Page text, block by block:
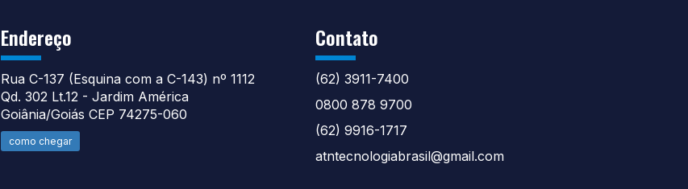
Endereço
Rua C-137 (Esquina com a C-143) nº 1112
Qd. 302 Lt.12 - Jardim América
Goiânia/Goiás CEP 74275-060
como chegar
Contato
(62) 3911-7400
0800 878 9700
(62) 9916-1717
atntecnologiabrasil@gmail.com